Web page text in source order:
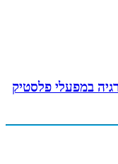
במפעלי פלסטיק